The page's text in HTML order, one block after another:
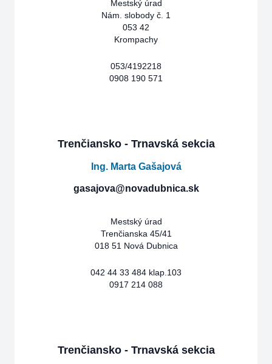
Mestský úrad
Nám. slobody č. 1
053 42
Krompachy
053/4192218
0908 190 571
Trenčiansko - Trnavská sekcia
Ing. Marta Gašajová
gasajova@novadubnica.sk
Mestský úrad
Trenčianska 45/41
018 51 Nová Dubnica
042 44 33 484 klap.103
0917 214 088
Trenčiansko - Trnavská sekcia